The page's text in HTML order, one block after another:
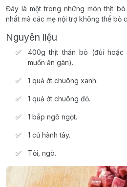
Đây là một trong những món thịt
nhất mà các mẹ nội trợ không thể bỏ
Nguyên liệu
400g thịt thăn bò (đùi hoặc
muốn ăn gân).
1 quả ớt chuông xanh.
1 quả ớt chuông đỏ.
1 bắp ngô ngọt.
1 củ hành tây.
Tỏi, ngò.